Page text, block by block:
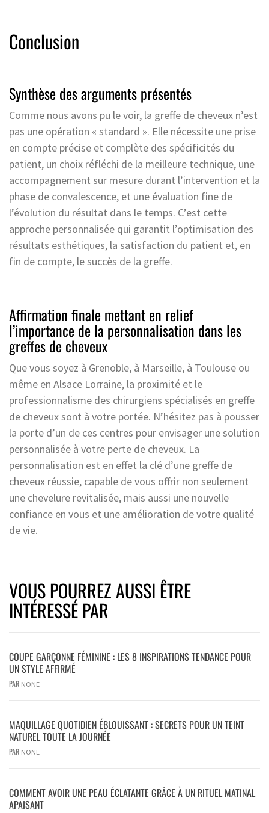
Conclusion
Synthèse des arguments présentés
Comme nous avons pu le voir, la greffe de cheveux n’est
pas une opération « standard ». Elle nécessite une prise
en compte précise et complète des spécificités du
patient, un choix réfléchi de la meilleure technique, une
accompagnement sur mesure durant l’intervention et la
phase de convalescence, et une évaluation fine de
l’évolution du résultat dans le temps. C’est cette
approche personnalisée qui garantit l’optimisation des
résultats esthétiques, la satisfaction du patient et, en
fin de compte, le succès de la greffe.
Affirmation finale mettant en relief
l’importance de la personnalisation dans les
greffes de cheveux
Que vous soyez à Grenoble, à Marseille, à Toulouse ou
même en Alsace Lorraine, la proximité et le
professionnalisme des chirurgiens spécialisés en greffe
de cheveux sont à votre portée. N’hésitez pas à pousser
la porte d’un de ces centres pour envisager une solution
personnalisée à votre perte de cheveux. La
personnalisation est en effet la clé d’une greffe de
cheveux réussie, capable de vous offrir non seulement
une chevelure revitalisée, mais aussi une nouvelle
confiance en vous et une amélioration de votre qualité
de vie.
VOUS POURREZ AUSSI ÊTRE
INTÉRESSÉ PAR
COUPE GARÇONNE FÉMININE : LES 8 INSPIRATIONS TENDANCE POUR
UN STYLE AFFIRMÉ
PAR NONE
MAQUILLAGE QUOTIDIEN ÉBLOUISSANT : SECRETS POUR UN TEINT
NATUREL TOUTE LA JOURNÉE
PAR NONE
COMMENT AVOIR UNE PEAU ÉCLATANTE GRÂCE À UN RITUEL MATINAL
APAISANT